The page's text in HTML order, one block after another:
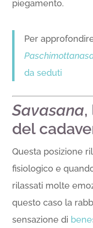
piegamento.
Per
da seduti
Savasana,
del
Questa posizione
fisiologico e
rilassati molte
questo caso la
sensazione di